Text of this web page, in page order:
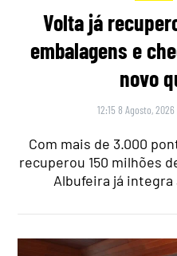
Volta já
embalagens e
novo
12:15 8 Agosto, 2026
Com mais de 3.000
recuperou 150 milhões
Albufeira já